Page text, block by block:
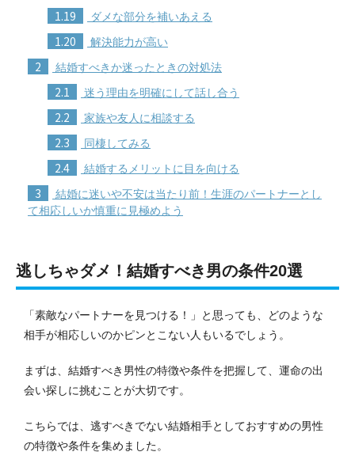
1.19 ダメな部分を補いあえる
1.20 解決能力が高い
2 結婚すべきか迷ったときの対処法
2.1 迷う理由を明確にして話し合う
2.2 家族や友人に相談する
2.3 同棲してみる
2.4 結婚するメリットに目を向ける
3
結婚に迷いや不安は当たり前！生涯のパートナーとし
て相応しいか慎重に見極めよう
逃しちゃダメ！結婚すべき男の条件20選
「素敵なパートナーを見つける！」と思っても、どのような
相手が相応しいのかピンとこない人もいるでしょう。
まずは、結婚すべき男性の特徴や条件を把握して、運命の出
会い探しに挑むことが大切です。
こちらでは、逃すべきでない結婚相手としておすすめの男性
の特徴や条件を集めました。